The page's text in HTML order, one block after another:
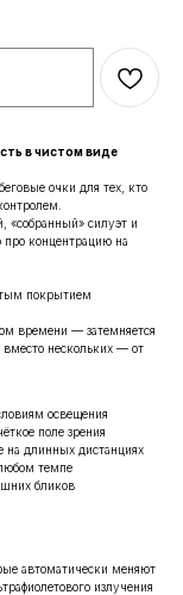
в чистом виде
очки для тех, кто
«собранный» силуэт и
концентрацию на
покрытием
времени — затемняется
вместо нескольких — от
освещения
поле зрения
на длинных дистанциях
темпе
бликов
автоматически меняют
излучения